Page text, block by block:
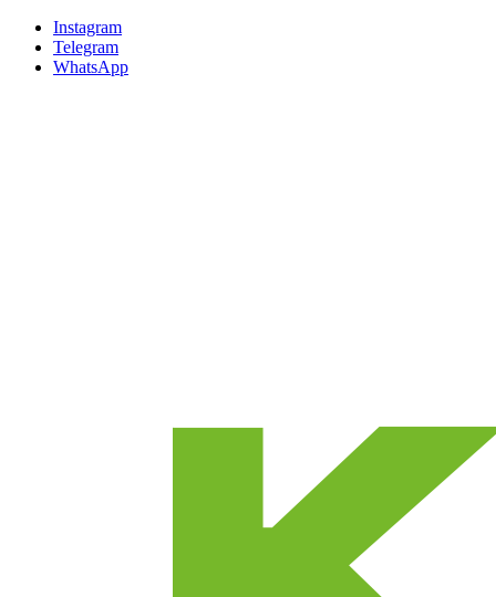
Instagram
Telegram
WhatsApp